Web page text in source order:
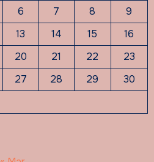
6 7 8
9
13 14 15
16
20 21 22
23
27 28 29
30